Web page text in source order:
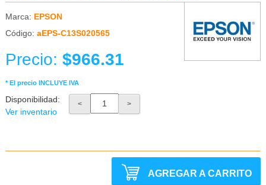
Marca: EPSON
Código: aEPS-C13S020565
Precio: $966.31
* El precio INCLUYE IVA
Disponibilidad:
Ver inventario
< >
AGREGAR A CARRITO